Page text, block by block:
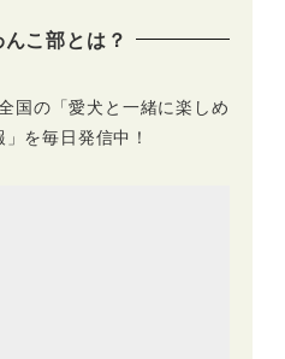
こ部とは？
国の「愛犬と一緒に楽しめ
を毎日発信中！